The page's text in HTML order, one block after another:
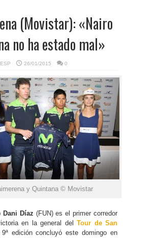
(Movistar): «Nairo
no ha estado mal»
26/01/2015 0
y Quintana © Movistar
Dani Díaz (FUN) es el primer corredor
en la general delTour de San
edición concluyó este domingo en